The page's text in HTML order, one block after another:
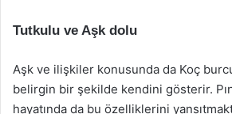
Tutkulu ve Aşk dolu
Aşk ve ilişkiler konusunda da Koç
belirgin bir şekilde kendini gösterir.
hayatında da bu özelliklerini